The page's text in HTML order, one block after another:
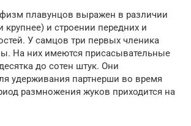
плавунцов выражен в различии
крупнее) и строении передних и
У самцов три первых членика
На них имеются присасывательные
до сотен штук. Они
удерживания партнерши во время
размножения жуков приходится на